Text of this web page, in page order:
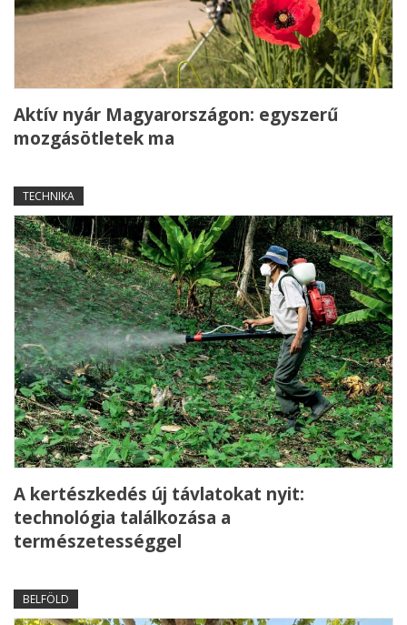
Aktív nyár Magyarországon: egyszerű
mozgásötletek ma
TECHNIKA
A kertészkedés új távlatokat nyit:
technológia találkozása a
természetességgel
BELFÖLD